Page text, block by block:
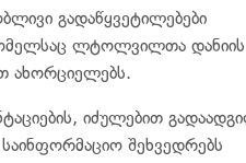
გადაწყვეტილებები
ლტოლვილთა დანიის
ახორციელებს.
იძულებით
შეხვედრებს